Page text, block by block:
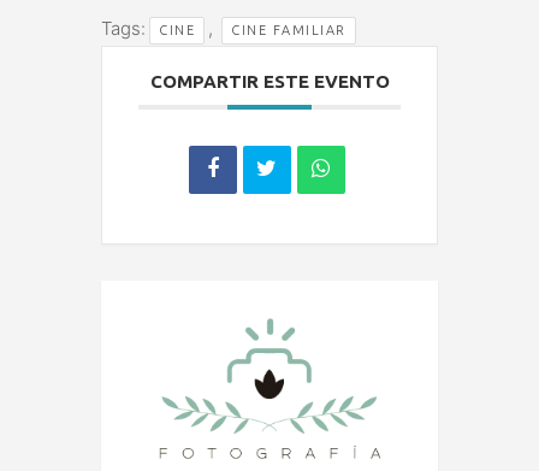
Tags: CINE , CINE FAMILIAR
COMPARTIR ESTE EVENTO